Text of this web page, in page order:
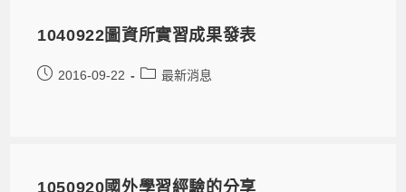
1040922圖資所實習成果發表
2016-09-22 最新消息
1050920國外學習經驗的分享